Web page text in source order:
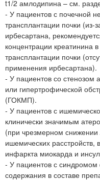
t1/2 амлодипина – см.
- У пациентов с почечной
трансплантации почки (из-
ирбесартана,
концентрации креатинина
трансплантации почки
применения ирбесартана).
- У пациентов со стенозом
или гипертрофической
(ГОКМП).
- У пациентов с
клинически значимым
(при чрезмерном
ишемических расстройств,
инфаркта миокарда и
- У пациентов с синдромом
содержания в составе